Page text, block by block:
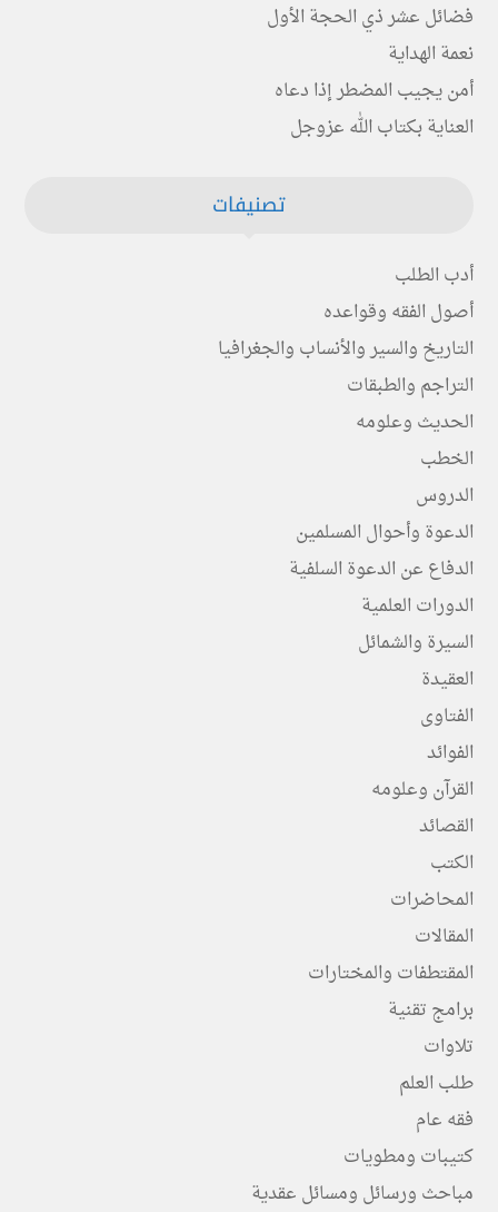
فضائل عشر ذي الحجة الأول
نعمة الهداية
أمن يجيب المضطر إذا دعاه
العناية بكتاب الله عزوجل
تصنيفات
أدب الطلب
أصول الفقه وقواعده
التاريخ والسير والأنساب والجغرافيا
التراجم والطبقات
الحديث وعلومه
الخطب
الدروس
الدعوة وأحوال المسلمين
الدفاع عن الدعوة السلفية
الدورات العلمية
السيرة والشمائل
العقيدة
الفتاوى
الفوائد
القرآن وعلومه
القصائد
الكتب
المحاضرات
المقالات
المقتطفات والمختارات
برامج تقنية
تلاوات
طلب العلم
فقه عام
كتيبات ومطويات
مباحث ورسائل ومسائل عقدية